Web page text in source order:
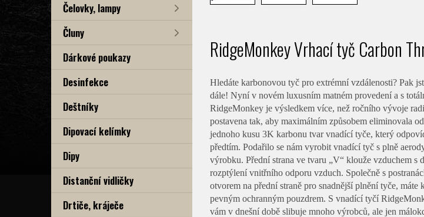
Čelovky, lampy
Čluny
Dárkové poukazy
Desinfekce
Deštníky
Dipovací kelímky
Dipy
Distanční vidličky
Drtiče, kráječe
RidgeMonkey Vrhací tyč Carbon
Hledáte karbonovou tyč pro extrémní vzdálenosti? Pak
dále! Nyní v novém luxusním matném provedení a s
RidgeMonkey je výsledkem více, než ročního vývoje
postavena tak, aby maximálním způsobem eliminovala
jednoho kusu 3K karbonu tvar vnadící tyče, který
předtím. Podařilo se nám vyrobit vnadící tyč s plně
výrobku. Přední strana ve tvaru „V“ klouže vzduchem
rozptýlení vnitřního odporu vzduch. Společně s
otvorem na přední straně pro snadnější plnění tyče,
pevným ochranným pouzdrem. S vnadící tyčí
vám v dnešní době slibuje mnoho výrobců, ale jen